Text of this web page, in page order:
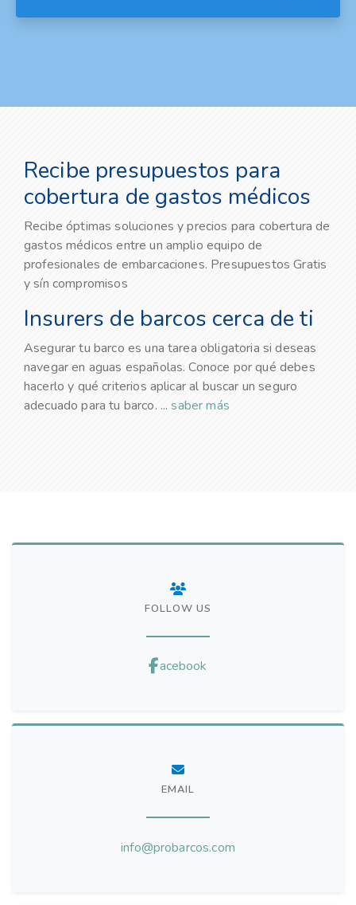
Recibe presupuestos para
cobertura de gastos médicos
Recibe óptimas soluciones y precios para cobertura de
gastos médicos entre un amplio equipo de
profesionales de embarcaciones. Presupuestos Gratis
y sín compromisos
Insurers de barcos cerca de ti
Asegurar tu barco es una tarea obligatoria si deseas
navegar en aguas españolas. Conoce por qué debes
hacerlo y qué criterios aplicar al buscar un seguro
adecuado para tu barco. ...saber más
FOLLOW US
acebook
EMAIL
info@probarcos.com